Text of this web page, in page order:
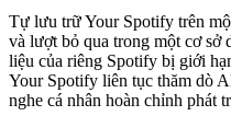
Tự lưu trữ Your Spotify trên
và lượt bỏ qua trong một cơ
liệu của riêng Spotify bị giới
Your Spotify liên tục thăm dò
nghe cá nhân hoàn chỉnh phát